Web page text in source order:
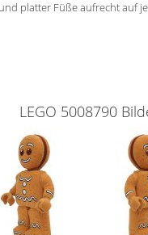
platter Füße aufrecht auf
LEGO 5008790